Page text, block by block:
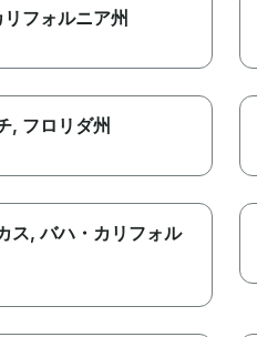
リフォルニア州
, フロリダ州
ス, バハ・カリフォル